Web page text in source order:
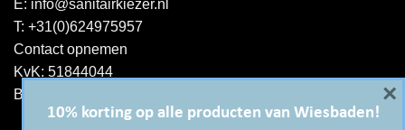
E: info@sanitairkiezer.nl
T: +31(0)624975957
Contact opnemen
KvK: 51844044
BTW-ID : NL001344060B15
10% korting op alle producten van Wiesbaden!
×